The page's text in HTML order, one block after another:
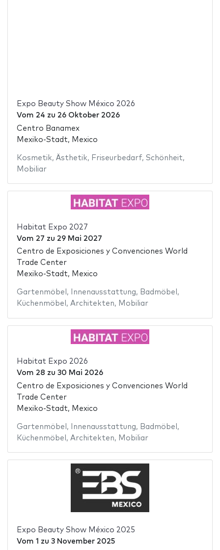
Expo Beauty Show México 2026
Vom 24 zu 26 Oktober 2026
Centro Banamex
Mexiko-Stadt, Mexico
Kosmetik, Ästhetik, Friseurbedarf, Schönheit,
Mobiliar
Habitat Expo 2027
Vom 27 zu 29 Mai 2027
Centro de Exposiciones y Convenciones World
Trade Center
Mexiko-Stadt, Mexico
Gartenmöbel , Innenausstattung, Badmöbel ,
Küchenmöbel , Architekten, Mobiliar
Habitat Expo 2026
Vom 28 zu 30 Mai 2026
Centro de Exposiciones y Convenciones World
Trade Center
Mexiko-Stadt, Mexico
Gartenmöbel , Innenausstattung, Badmöbel ,
Küchenmöbel , Architekten, Mobiliar
Expo Beauty Show México 2025
Vom 1 zu 3 November 2025